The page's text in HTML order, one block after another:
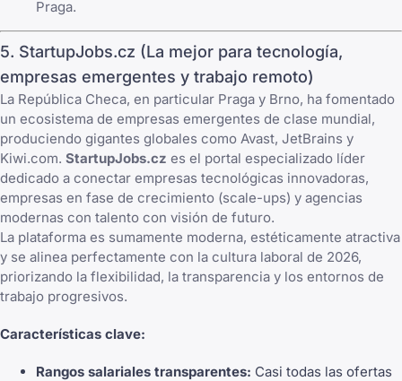
Praga.
5. StartupJobs.cz (La mejor para tecnología,
empresas emergentes y trabajo remoto)
La República Checa, en particular Praga y Brno, ha fomentado
un ecosistema de empresas emergentes de clase mundial,
produciendo gigantes globales como Avast, JetBrains y
Kiwi.com. StartupJobs.cz es el portal especializado líder
dedicado a conectar empresas tecnológicas innovadoras,
empresas en fase de crecimiento (scale-ups) y agencias
modernas con talento con visión de futuro.
La plataforma es sumamente moderna, estéticamente atractiva
y se alinea perfectamente con la cultura laboral de 2026,
priorizando la flexibilidad, la transparencia y los entornos de
trabajo progresivos.
Características clave:
Rangos salariales transparentes: Casi todas las ofertas